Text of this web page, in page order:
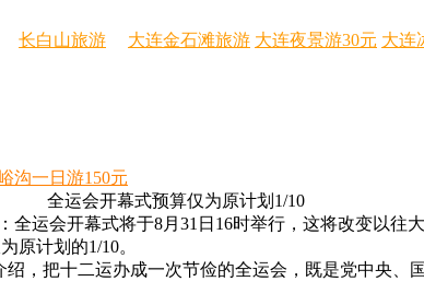
长白山旅游 大连金石滩旅游 大连夜景游30元 大连
沟一日游150元
全运会开幕式预算仅为原计划1/10
运会开幕式将于8月31日16时举行，这将改变以往
原计划的1/10。
，把十二运办成一次节俭的全运会，既是党中央、